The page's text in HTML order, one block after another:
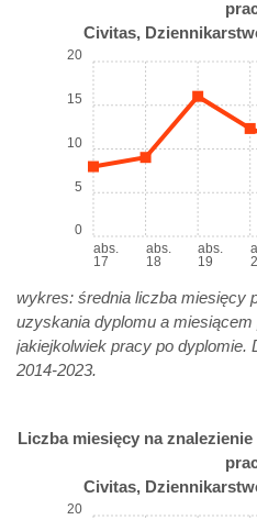
Civitas,
abs.
17
abs.
18
abs.
19
0
5
10
15
20
wykres: średnia liczba miesięcy
uzyskania dyplomu a
jakiejkolwiek pracy po dyplomie.
2014-2023.
Liczba miesięcy na
Civitas,
20